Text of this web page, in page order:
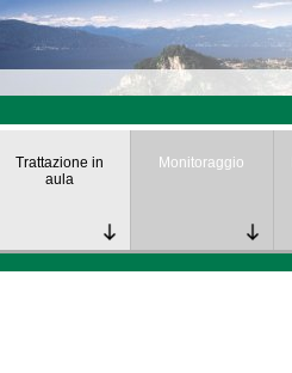
Trattazione in
aula
Monitoraggio